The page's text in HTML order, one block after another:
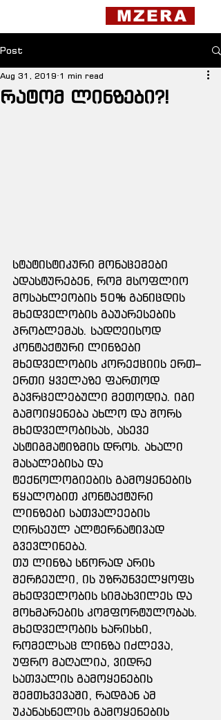
MZERA
Post
რატომ ლინზები?!
Aug 31, 2019 1 min read
სტატისტიკური მონაცემები
ადასტურებენ, რომ მსოფლიო
მოსახლეობის 50% განიცდის
მხედველობის გაუარესების
პრობლემას. სადღეისოდ
კონტაქტური ლინზები
მხედველობის კორექციის ერთ–
ერთი ყველაზე ფართოდ
გავრცელებული მეთოდია. იგი
გამოიყენება ახლო და შორს
მხედველობისას, ასევე
ასტიგმატიზმის დროს. ახალი
მასალებისა და
ტექნოლოგიების გამოყენების
წყალობით კონტაქტური
ლინზები სათვალეების
ღირსეულ ალტერნატივად
გვევლინება.
თუ ლინზა სწორად არის
შერჩეული, ის უზრუნველყოფს
მხედველობის სიმახვილეს და
მოხმარების კომფორტულობას.
მხედველობის ხარისხი,
რომელსაც ლინზა იძლევა,
უფრო მაღალია, ვიდრე
სათვალის გამოყენების
შემთხვევაში, რადგან ამ
უკანასნელის გამოყენების